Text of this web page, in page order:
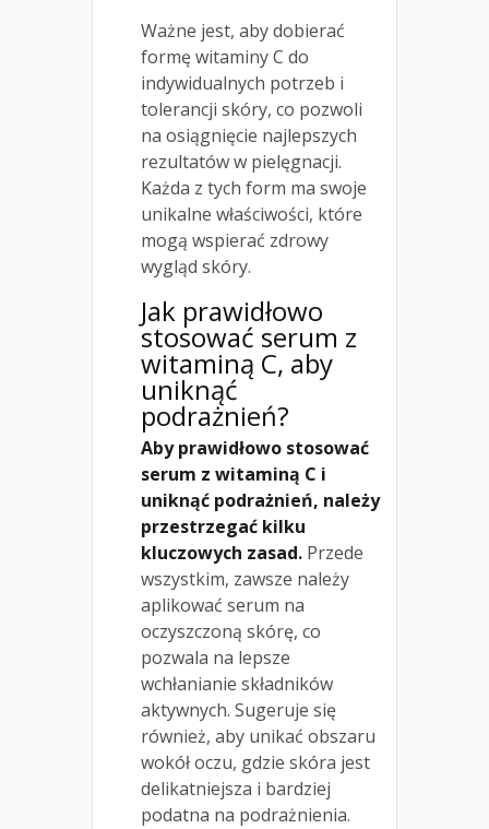
Ważne jest, aby dobierać
formę witaminy C do
indywidualnych potrzeb i
tolerancji skóry, co pozwoli
na osiągnięcie najlepszych
rezultatów w pielęgnacji.
Każda z tych form ma swoje
unikalne właściwości, które
mogą wspierać zdrowy
wygląd skóry.
Jak prawidłowo
stosować serum z
witaminą C, aby
uniknąć
podrażnień?
Aby prawidłowo stosować
serum z witaminą C i
uniknąć podrażnień, należy
przestrzegać kilku
kluczowych zasad. Przede
wszystkim, zawsze należy
aplikować serum na
oczyszczoną skórę, co
pozwala na lepsze
wchłanianie składników
aktywnych. Sugeruje się
również, aby unikać obszaru
wokół oczu, gdzie skóra jest
delikatniejsza i bardziej
podatna na podrażnienia.